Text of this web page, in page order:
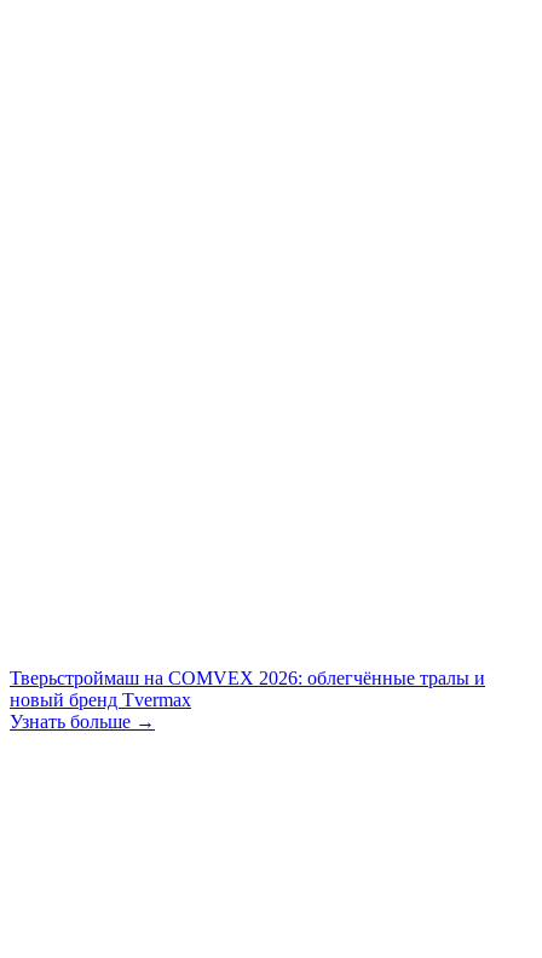
Тверьстроймаш на COMVEX 2026: облегчённые тралы и
новый бренд Tvermax
Узнать больше →